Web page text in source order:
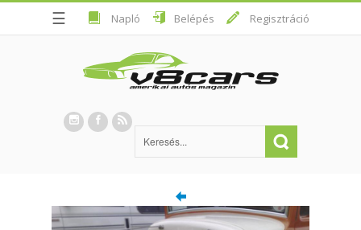
☰ Napló Belépés Regisztráció